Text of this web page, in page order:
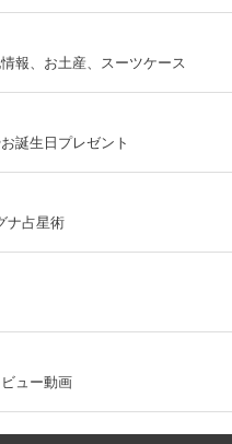
報、お土産、スーツケース
誕生日プレゼント
ナ占星術
ュー動画